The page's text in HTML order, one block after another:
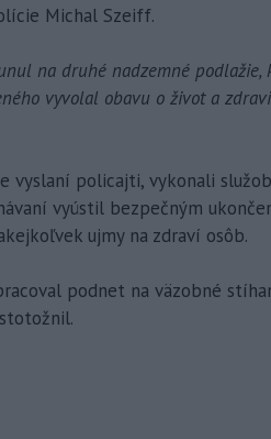
Michal Szeiff.
na druhé nadzemné
vyvolal obavu o život a
vyslaní policajti, vykonali
vyústil bezpečným
ujmy na zdraví osôb.
podnet na väzobné